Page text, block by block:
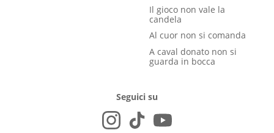
Il gioco non vale la
candela
Al cuor non si comanda
A caval donato non si
guarda in bocca
Seguici su